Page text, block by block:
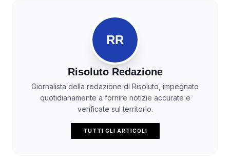
RR
Risoluto Redazione
Giornalista della redazione di Risoluto, impegnato
quotidianamente a fornire notizie accurate e
verificate sul territorio.
TUTTI GLI ARTICOLI